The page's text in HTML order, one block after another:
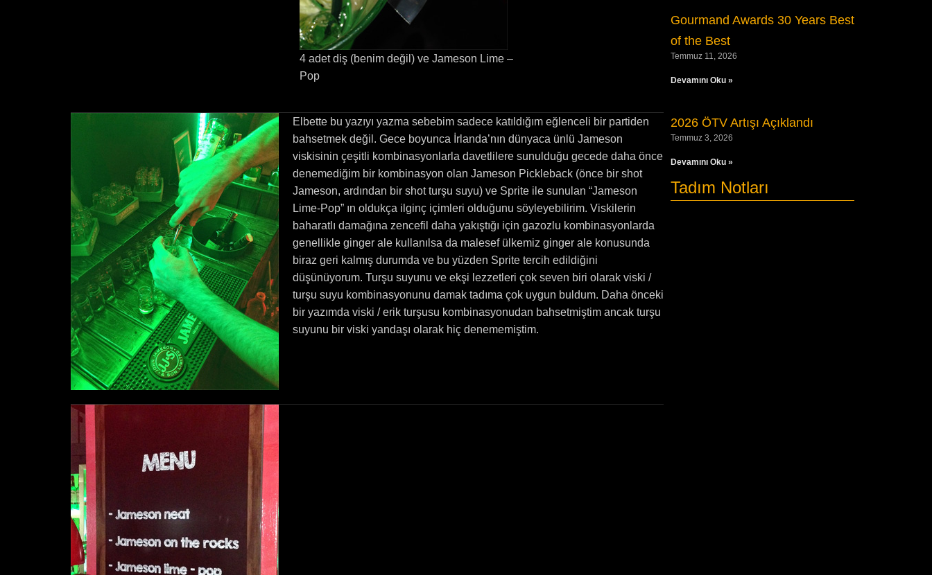
4 adet diş (benim değil) ve Jameson Lime –
Pop
Elbette bu yazıyı yazma sebebim sadece katıldığım eğlenceli bir partiden
bahsetmek değil. Gece boyunca İrlanda’nın dünyaca ünlü Jameson
viskisinin çeşitli kombinasyonlarla davetlilere sunulduğu gecede daha önce
denemediğim bir kombinasyon olan Jameson Pickleback (önce bir shot
Jameson, ardından bir shot turşu suyu) ve Sprite ile sunulan “Jameson
Lime-Pop” ın oldukça ilginç içimleri olduğunu söyleyebilirim. Viskilerin
baharatlı damağına zencefil daha yakıştığı için gazozlu kombinasyonlarda
genellikle ginger ale kullanılsa da malesef ülkemiz ginger ale konusunda
biraz geri kalmış durumda ve bu yüzden Sprite tercih edildiğini
düşünüyorum. Turşu suyunu ve ekşi lezzetleri çok seven biri olarak viski /
turşu suyu kombinasyonunu damak tadıma çok uygun buldum. Daha önceki
bir yazımda viski / erik turşusu kombinasyonudan bahsetmiştim ancak turşu
suyunu bir viski yandaşı olarak hiç denememiştim.
Gourmand Awards 30 Years Best
of the Best
Temmuz 11, 2026
Devamını Oku »
2026 ÖTV Artışı Açıklandı
Temmuz 3, 2026
Devamını Oku »
Tadım Notları